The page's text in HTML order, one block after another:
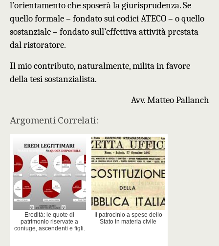
l’orientamento che sposerà la giurisprudenza. Se
quello formale – fondato sui codici ATECO – o quello
sostanziale – fondato sull’effettiva attività prestata
dal ristoratore.
Il mio contributo, naturalmente, milita in favore
della tesi sostanzialista.
Avv. Matteo Pallanch
Argomenti Correlati:
Eredità: le quote di
patrimonio riservate a
coniuge, ascendenti e figli.
Il patrocinio a spese dello
Stato in materia civile